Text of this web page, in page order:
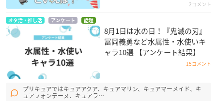
2コメント
オタ活・推し活 アンケート 話題
8月1日は水の日！『鬼滅の刃』
冨岡義勇など水属性・水使いキ
ャラ10選 【アンケート結果】
15コメント
プリキュアではキュアアクア、キュアマリン、キュアマーメイド、キ
ュアフォンテーヌ、キュアラ…